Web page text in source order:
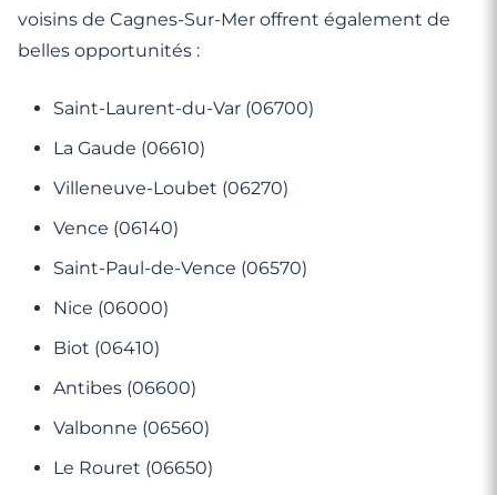
voisins de Cagnes-Sur-Mer offrent également de
belles opportunités :
Saint-Laurent-du-Var (06700)
La Gaude (06610)
Villeneuve-Loubet (06270)
Vence (06140)
Saint-Paul-de-Vence (06570)
Nice (06000)
Biot (06410)
Antibes (06600)
Valbonne (06560)
Le Rouret (06650)